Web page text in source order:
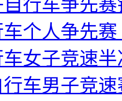
行车争先
个人争先
女子竞速
车男子竞